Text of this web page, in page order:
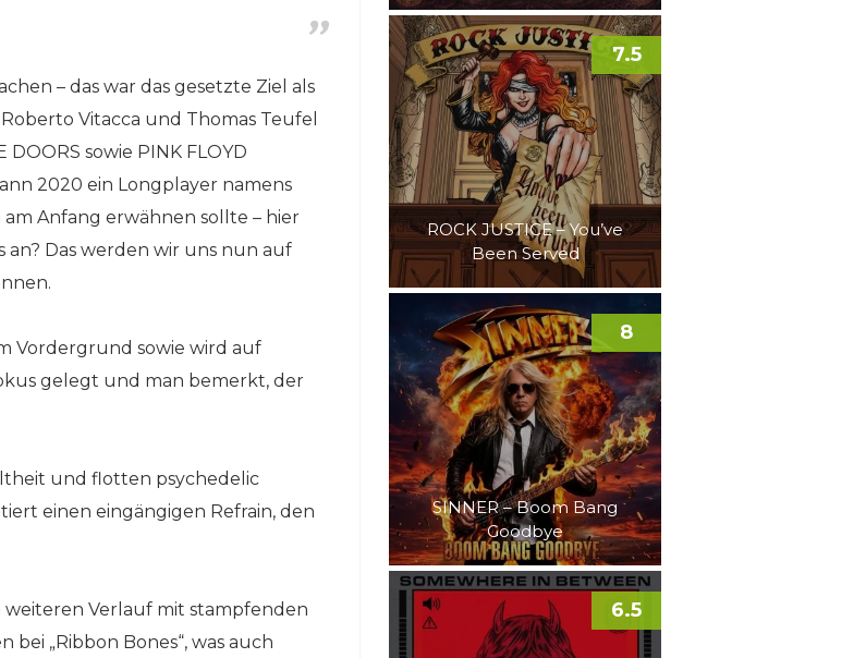
– das war das gesetzte Ziel als
Vitacca und Thomas Teufel
sowie PINK FLOYD
2020 ein Longplayer namens
Anfang erwähnen sollte – hier
Das werden wir uns nun auf
Vordergrund sowie wird auf
gelegt und man bemerkt, der
und flotten psychedelic
einen eingängigen Refrain, den
Verlauf mit stampfenden
„Ribbon Bones“, was auch
ROCK JUSTICE – You’ve
Been Served
7.5
SINNER – Boom Bang
Goodbye
8
6.5